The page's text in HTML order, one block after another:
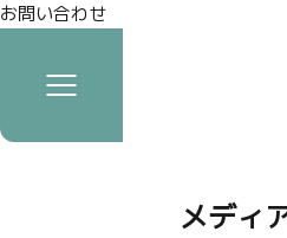
お問い合わせ
メディ